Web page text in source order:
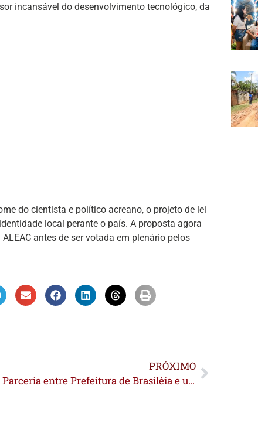
incansável do desenvolvimento tecnológico, da
do cientista e político acreano, o projeto de lei
local perante o país. A proposta agora
antes de ser votada em plenário pelos
PRÓXIMO
Parceria entre Prefeitura de Brasiléia e universidade boliviana amplia campo de estágio para estudantes de Medicina